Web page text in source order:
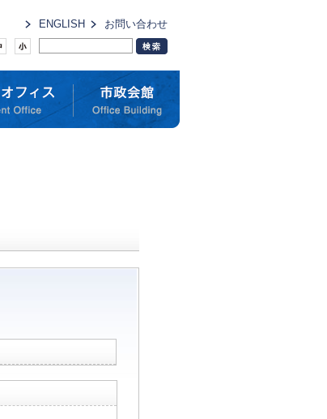
ENGLISH お問い合わせ